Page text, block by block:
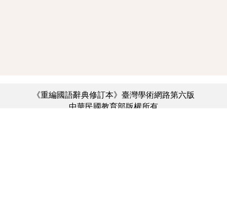
《重編國語辭典修訂本》臺灣學術網路第六版
中華民國教育部版權所有